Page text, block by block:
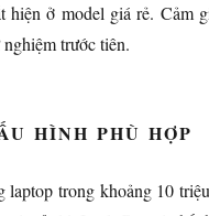
hiện ở model giá rẻ. Cảm
trước tiên.
HÌNH PHÙ HỢP
laptop trong khoảng 10